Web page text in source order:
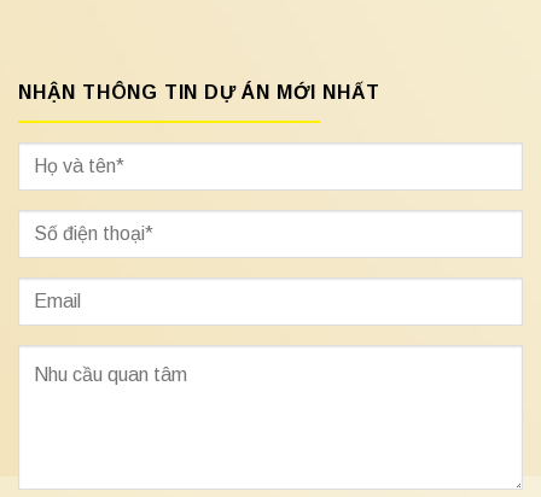
NHẬN THÔNG TIN DỰ ÁN MỚI NHẤT